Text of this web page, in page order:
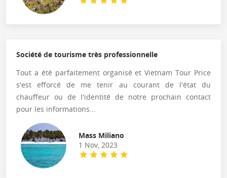
Société de tourisme très professionnelle
Tout a été parfaitement organisé et Vietnam Tour Price
s'est efforcé de me tenir au courant de l'état du
chauffeur ou de l'identité de notre prochain contact
pour les informations...
Mass Miliano
1 Nov, 2023